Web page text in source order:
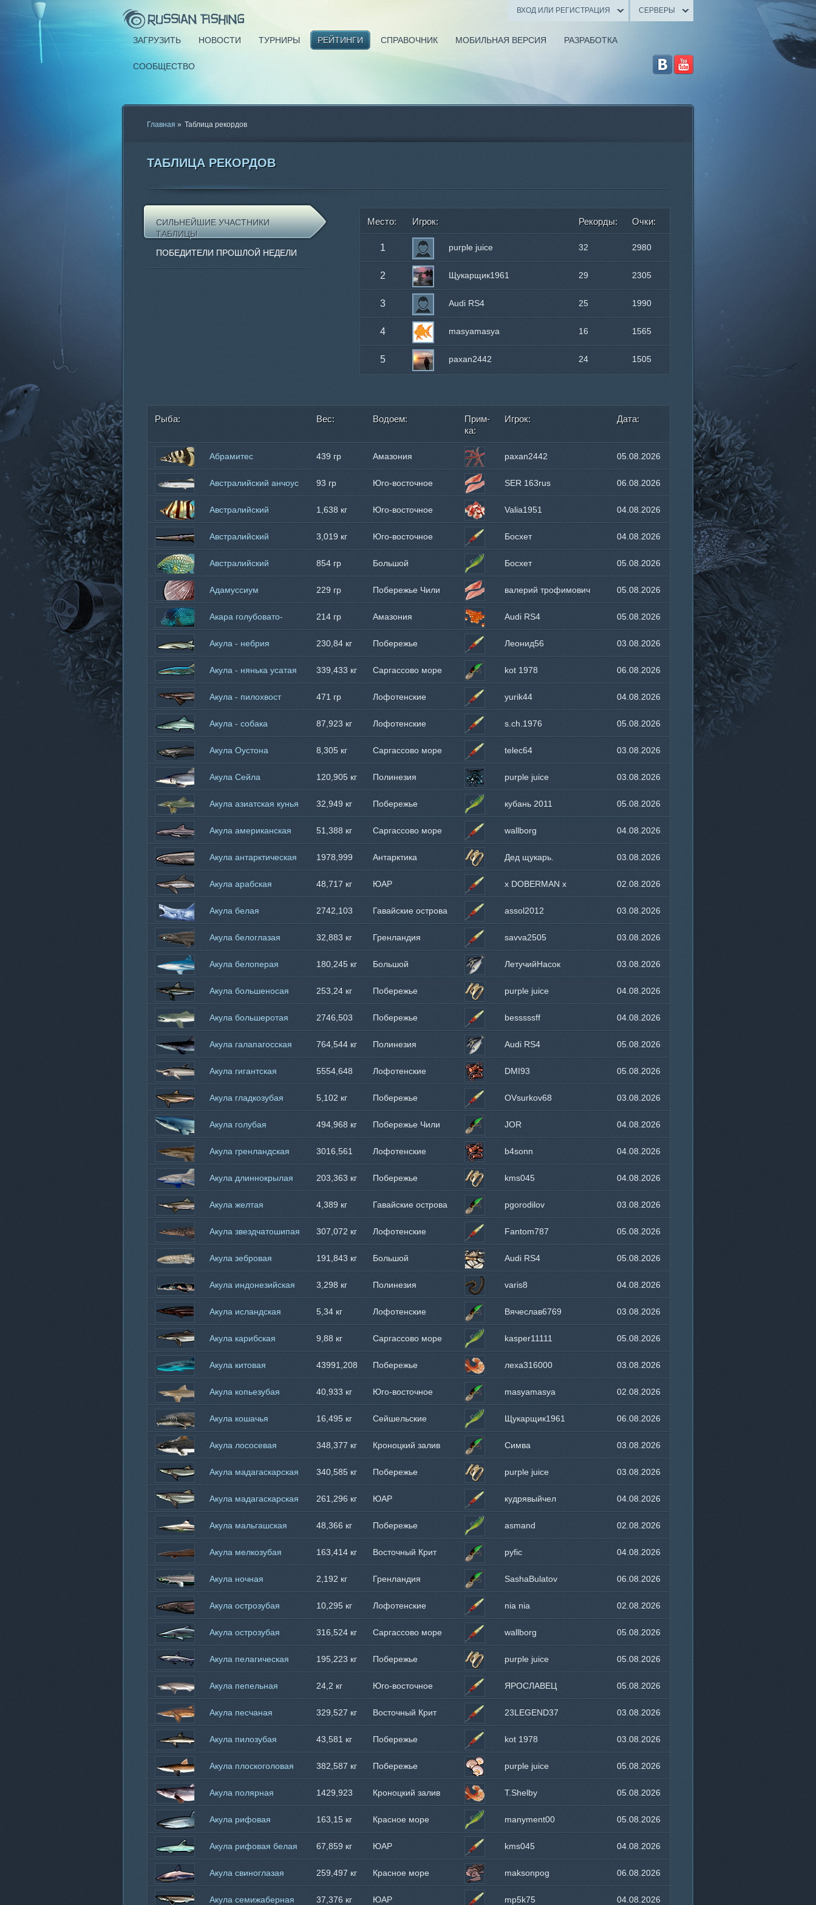
СЕРВЕРЫ
ВХОД ИЛИ РЕГИСТРАЦИЯ
ЗАГРУЗИТЬ НОВОСТИ ТУРНИРЫ РЕЙТИНГИ СПРАВОЧНИК МОБИЛЬНАЯ ВЕРСИЯ РАЗРАБОТКА
СООБЩЕСТВО
Главная » Таблица рекордов
ТАБЛИЦА РЕКОРДОВ
СИЛЬНЕЙШИЕ УЧАСТНИКИ
ТАБЛИЦЫ
ПОБЕДИТЕЛИ ПРОШЛОЙ НЕДЕЛИ
Место: Игрок: Рекорды: Очки:
1 purple juice 32 2980
2 Щукарщик1961 29 2305
3 Audi RS4 25 1990
4 masyamasya 16 1565
5 paxan2442 24 1505
Рыба: Вес: Водоем:
Прим-
ка:
Игрок: Дата:
Абрамитес
мраморный
439 гр Амазония paxan2442
05.08.2026
14:45
Австралийский анчоус
93 гр
Юго-восточное
побережье
SER 163rus
06.08.2026
08:50
Австралийский
колючепёр
1,638 кг
Юго-восточное
побережье
Valia1951
04.08.2026
03:09
Австралийский
пилонос
3,019 кг
Юго-восточное
побережье
Босхет
04.08.2026
10:59
Австралийский
шишечник
854 гр
Большой
Барьерный Риф
Босхет
05.08.2026
15:13
Адамуссиум
229 гр Побережье Чили валерий трофимович
05.08.2026
10:55
Акара голубовато-
пятнистая
214 гр Амазония Audi RS4
05.08.2026
00:50
Акула - небрия
230,84 кг
Побережье
Танзании
Леонид56
03.08.2026
21:18
Акула - нянька усатая
339,433 кг Саргассово море kot 1978
06.08.2026
06:13
Акула - пилохвост
471 гр
Лофотенские
острова
yurik44
04.08.2026
22:22
Акула - собака
87,923 кг
Лофотенские
острова
s.ch.1976
05.08.2026
17:44
Акула Оустона
8,305 кг Саргассово море telec64
03.08.2026
15:13
Акула Сейла
120,905 кг Полинезия purple juice
03.08.2026
20:40
Акула азиатская кунья
32,949 кг
Побережье
Камчатки
кубань 2011
05.08.2026
15:17
Акула американская
кунья
51,388 кг Саргассово море wallborg
04.08.2026
12:26
Акула антарктическая
полярная
1978,999
кг
Антарктика Дед щукарь.
03.08.2026
15:51
Акула арабская
48,717 кг ЮАР x DOBERMAN x
02.08.2026
23:42
Акула белая
2742,103
кг
Гавайские острова assol2012
03.08.2026
15:48
Акула белоглазая
32,883 кг Гренландия savva2505
03.08.2026
15:51
Акула белоперая
180,245 кг
Большой
Барьерный Риф
ЛетучийНасок
03.08.2026
14:43
Акула большеносая
253,24 кг
Побережье
Танзании
purple juice
04.08.2026
21:16
Акула большеротая
2746,503
кг
Побережье
Камчатки
besssssff
04.08.2026
15:10
Акула галапагосская
764,544 кг Полинезия Audi RS4
05.08.2026
18:52
Акула гигантская
5554,648
кг
Лофотенские
острова
DMI93
05.08.2026
23:33
Акула гладкозубая
5,102 кг
Побережье
Танзании
OVsurkov68
03.08.2026
07:26
Акула голубая
494,968 кг Побережье Чили JOR
04.08.2026
16:03
Акула гренландская
3016,561
кг
Лофотенские
острова
b4sonn
04.08.2026
16:30
Акула длиннокрылая
203,363 кг
Побережье
Танзании
kms045
04.08.2026
05:46
Акула желтая
4,389 кг Гавайские острова pgorodilov
03.08.2026
20:34
Акула звездчатошипая
307,072 кг
Лофотенские
острова
Fantom787
05.08.2026
17:12
Акула зебровая
191,843 кг
Большой
Барьерный Риф
Audi RS4
05.08.2026
15:56
Акула индонезийская
3,298 кг Полинезия varis8
04.08.2026
19:29
Акула исландская
5,34 кг
Лофотенские
острова
Вячеслав6769
03.08.2026
10:33
Акула карибская
длиннорылая
9,88 кг Саргассово море kasper11111
05.08.2026
15:22
Акула китовая
43991,208
кг
Побережье
Танзании
леха316000
03.08.2026
17:29
Акула копьезубая
40,933 кг
Юго-восточное
побережье
masyamasya
02.08.2026
22:34
Акула кошачья
16,495 кг
Сейшельские
острова
Щукарщик1961
06.08.2026
06:59
Акула лососевая
348,377 кг Кроноцкий залив Симва
03.08.2026
15:55
Акула мадагаскарская
340,585 кг
Побережье
Танзании
purple juice
03.08.2026
11:35
Акула мадагаскарская
острозубая
261,296 кг ЮАР кудрявыйчел
04.08.2026
23:13
Акула мальгашская
48,366 кг
Побережье
Танзании
asmand
02.08.2026
23:01
Акула мелкозубая
163,414 кг Восточный Крит pyfic
04.08.2026
19:17
Акула ночная
2,192 кг Гренландия SashaBulatov
06.08.2026
06:16
Акула острозубая
10,295 кг
Лофотенские
острова
nia nia
02.08.2026
22:58
Акула острозубая
песчаная
316,524 кг Саргассово море wallborg
05.08.2026
14:32
Акула пелагическая
лисья
195,223 кг
Побережье
Танзании
purple juice
05.08.2026
10:28
Акула пепельная
24,2 кг
Юго-восточное
побережье
ЯРОСЛАВЕЦ
05.08.2026
08:58
Акула песчаная
329,527 кг Восточный Крит 23LEGEND37
03.08.2026
18:53
Акула пилозубая
43,581 кг
Побережье
Танзании
kot 1978
03.08.2026
21:32
Акула плоскоголовая
382,587 кг
Побережье
Камчатки
purple juice
05.08.2026
12:02
Акула полярная
1429,923
кг
Кроноцкий залив T.Shelby
05.08.2026
20:54
Акула рифовая
163,15 кг Красное море manyment00
05.08.2026
06:23
Акула рифовая белая
67,859 кг ЮАР kms045
04.08.2026
05:00
Акула свиноглазая
259,497 кг Красное море maksonpog
06.08.2026
11:37
Акула семижаберная
37,376 кг ЮАР mp5k75 04.08.2026